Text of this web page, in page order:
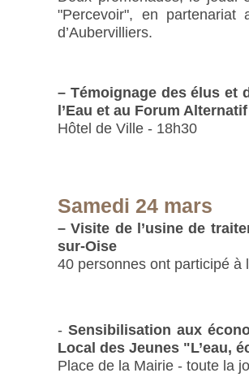
"Percevoir", en
d’Aubervilliers.
– Témoignage des élus et
l’Eau et au Forum
Hôtel de Ville - 18h30
Samedi 24 mars
– Visite de l’usine de
sur-Oise
40 personnes ont participé à
-Sensibilisation aux
Local des Jeunes "L’eau,
Place de la Mairie - toute la